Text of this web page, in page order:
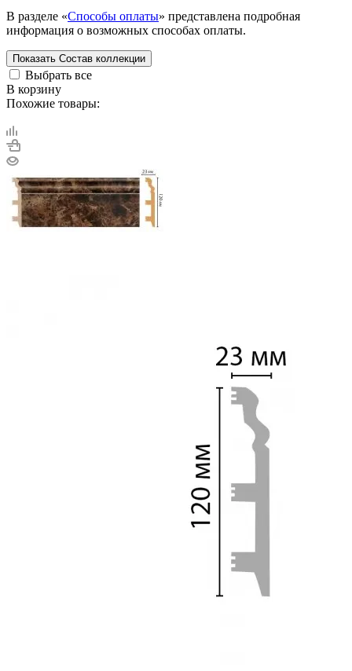
В разделе «Способы оплаты» представлена подробная
информация о возможных способах оплаты.
Показать Состав коллекции
Выбрать все
В корзину
Похожие товары: